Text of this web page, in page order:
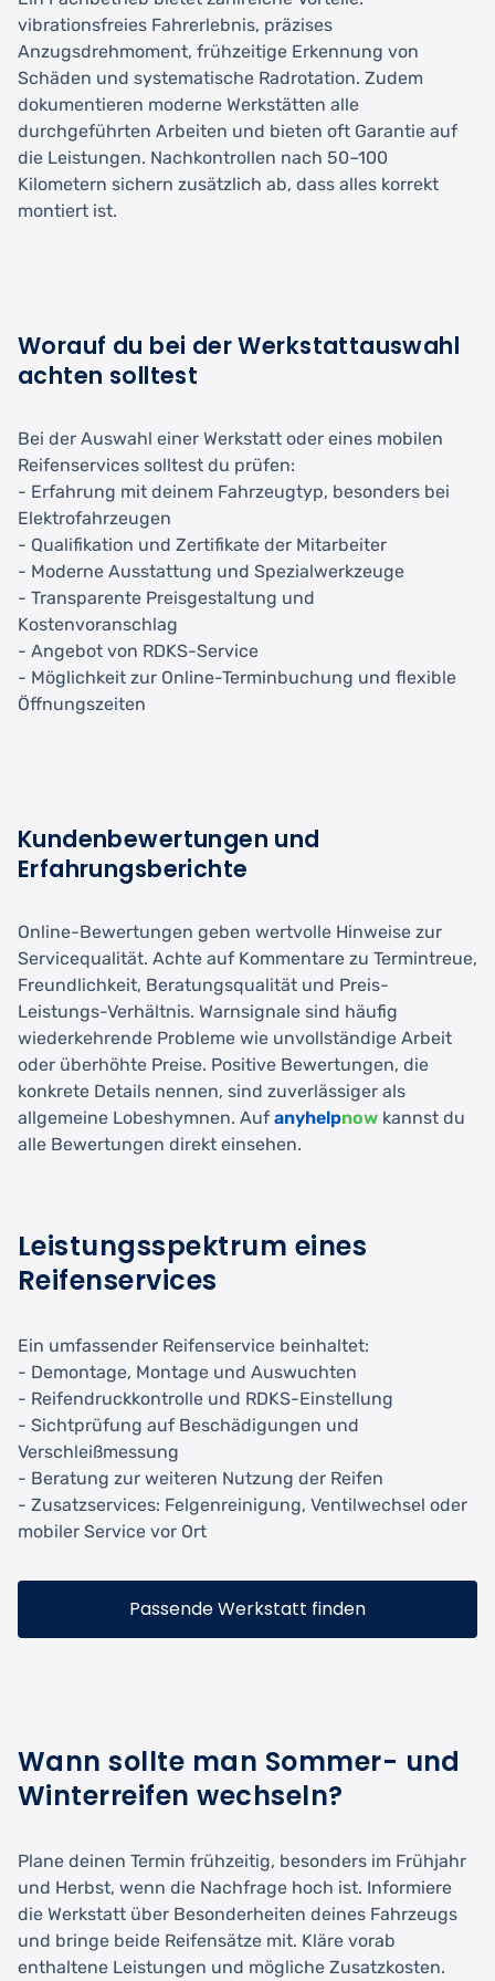
vibrationsfreies Fahrerlebnis, präzises
Anzugsdrehmoment, frühzeitige Erkennung von
Schäden und systematische Radrotation. Zudem
dokumentieren moderne Werkstätten alle
durchgeführten Arbeiten und bieten oft Garantie auf
die Leistungen. Nachkontrollen nach 50–100
Kilometern sichern zusätzlich ab, dass alles korrekt
montiert ist.
Worauf du bei der Werkstattauswahl
achten solltest
Bei der Auswahl einer Werkstatt oder eines mobilen
Reifenservices solltest du prüfen:
- Erfahrung mit deinem Fahrzeugtyp, besonders bei
Elektrofahrzeugen
- Qualifikation und Zertifikate der Mitarbeiter
- Moderne Ausstattung und Spezialwerkzeuge
- Transparente Preisgestaltung und
Kostenvoranschlag
- Angebot von RDKS-Service
- Möglichkeit zur Online-Terminbuchung und flexible
Öffnungszeiten
Kundenbewertungen und
Erfahrungsberichte
Online-Bewertungen geben wertvolle Hinweise zur
Servicequalität. Achte auf Kommentare zu Termintreue,
Freundlichkeit, Beratungsqualität und Preis-
Leistungs-Verhältnis. Warnsignale sind häufig
wiederkehrende Probleme wie unvollständige Arbeit
oder überhöhte Preise. Positive Bewertungen, die
konkrete Details nennen, sind zuverlässiger als
allgemeine Lobeshymnen. Auf anyhelpnow kannst du
alle Bewertungen direkt einsehen.
Leistungsspektrum eines
Reifenservices
Ein umfassender Reifenservice beinhaltet:
- Demontage, Montage und Auswuchten
- Reifendruckkontrolle und RDKS-Einstellung
- Sichtprüfung auf Beschädigungen und
Verschleißmessung
- Beratung zur weiteren Nutzung der Reifen
- Zusatzservices: Felgenreinigung, Ventilwechsel oder
mobiler Service vor Ort
Passende Werkstatt finden
Wann sollte man Sommer- und
Winterreifen wechseln?
Plane deinen Termin frühzeitig, besonders im Frühjahr
und Herbst, wenn die Nachfrage hoch ist. Informiere
die Werkstatt über Besonderheiten deines Fahrzeugs
und bringe beide Reifensätze mit. Kläre vorab
enthaltene Leistungen und mögliche Zusatzkosten.